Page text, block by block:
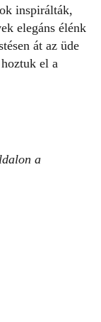
inspirálták,
elegáns élénk
át az üde
el a
a